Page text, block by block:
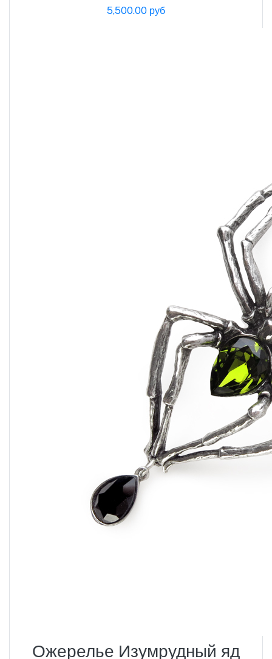
5,500.00 руб
Ожерелье Изумрудный яд